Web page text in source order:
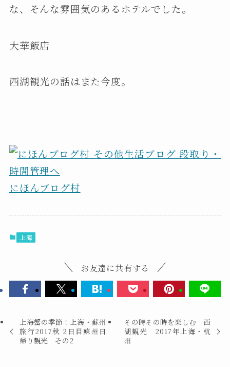
な、そんな雰囲気のあるホテルでした。
大華飯店
西湖観光の話はまた今度。
にほんブログ村
上海
お友達に共有する
上海蟹の季節！上海・蘇州
旅行2017秋 2日目蘇州日
帰り観光 その2
その時その時を楽しむ 西
湖観光 2017年上海・杭
州